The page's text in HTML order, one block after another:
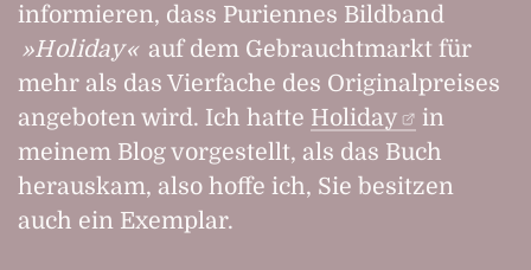
informieren, dass Puriennes Bildband
Holiday
auf dem Gebrauchtmarkt für
mehr als das Vierfache des Originalpreises
angeboten wird. Ich hatte Holiday
in
meinem Blog vorgestellt, als das Buch
herauskam, also hoffe ich, Sie besitzen
auch ein Exemplar.